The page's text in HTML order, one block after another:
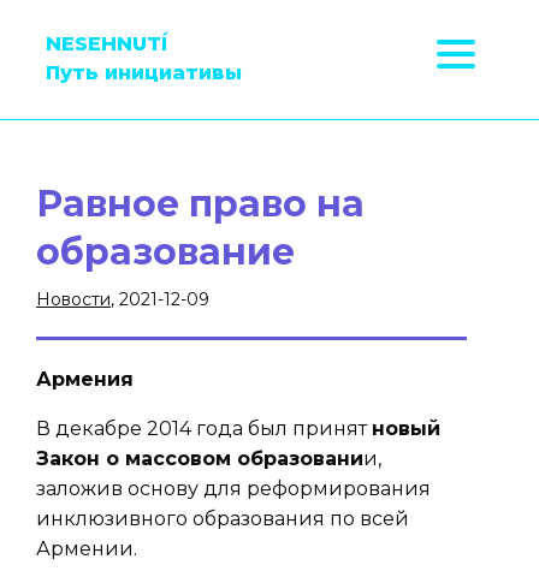
NESEHNUTÍ
Путь инициативы
Равное право на
образование
Новости, 2021-12-09
Армения
В декабре 2014 года был принят новый
Закон о массовом образовании,
заложив основу для реформирования
инклюзивного образования по всей
Армении.